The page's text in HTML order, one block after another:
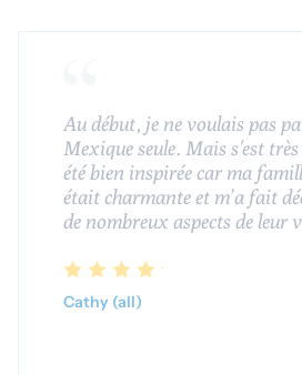
Au début, je ne voulais pas
Mexiqueseule. Mais s'est très
été bien inspirée car ma
étaitcharmante et m’a fait
de nombreux aspects de leur
Cathy (all)